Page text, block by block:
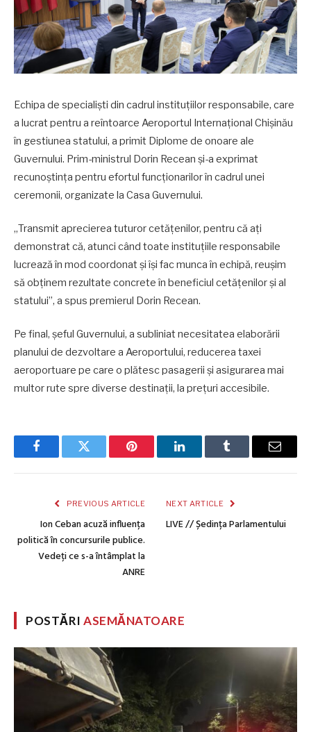
Echipa de specialiști din cadrul instituțiilor responsabile, care
a lucrat pentru a reîntoarce Aeroportul Internațional Chișinău
în gestiunea statului, a primit Diplome de onoare ale
Guvernului. Prim-ministrul Dorin Recean și-a exprimat
recunoștința pentru efortul funcționarilor în cadrul unei
ceremonii, organizate la Casa Guvernului.
„Transmit aprecierea tuturor cetățenilor, pentru că ați
demonstrat că, atunci când toate instituțiile responsabile
lucrează în mod coordonat și își fac munca în echipă, reușim
să obținem rezultate concrete în beneficiul cetățenilor și al
statului”, a spus premierul Dorin Recean.
Pe final, șeful Guvernului, a subliniat necesitatea elaborării
planului de dezvoltare a Aeroportului, reducerea taxei
aeroportuare pe care o plătesc pasagerii și asigurarea mai
multor rute spre diverse destinații, la prețuri accesibile.
FacebookTwitter Pinterest LinkedInTumblr Email
PREVIOUS ARTICLE
Ion Ceban acuză influența
politică în concursurile publice.
Vedeți ce s-a întâmplat la
ANRE
NEXT ARTICLE
LIVE // Ședința Parlamentului
POSTĂRIASEMĂNATOARE